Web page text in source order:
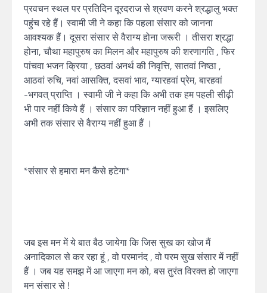
प्रवचन स्थल पर प्रतिदिन दूरदराज से श्रवण करने श्रद्धालु भक्त
पहुंच रहे हैं। स्वामी जी ने कहा कि पहला संसार को जानना
आवश्यक हैं। दूसरा संसार से वैराग्य होना जरूरी । तीसरा श्रद्धा
होना, चौथा महापुरुष का मिलन और महापुरुष की शरणागति , फिर
पांचवा भजन क्रिया , छठवां अनर्थ की निवृत्ति, सातवां निष्ठा ,
आठवां रुचि, नवां आसक्ति, दसवां भाव, ग्यारहवां प्रेम, बारहवां
-भगवत् प्राप्ति । स्वामी जी ने कहा कि अभी तक हम पहली सीढ़ी
भी पार नहीं किये हैं । संसार का परिज्ञान नहीं हुआ हैं । इसलिए
अभी तक संसार से वैराग्य नहीं हुआ हैं ।
*संसार से हमारा मन कैसे हटेगा*
जब इस मन में ये बात बैठ जायेगा कि जिस सुख का खोज मैं
अनादिकाल से कर रहा हूं , वो परमानंद , वो परम सुख संसार में नहीं
हैं । जब यह समझ में आ जाएगा मन को, बस तुरंत विरक्त हो जाएगा
मन संसार से !